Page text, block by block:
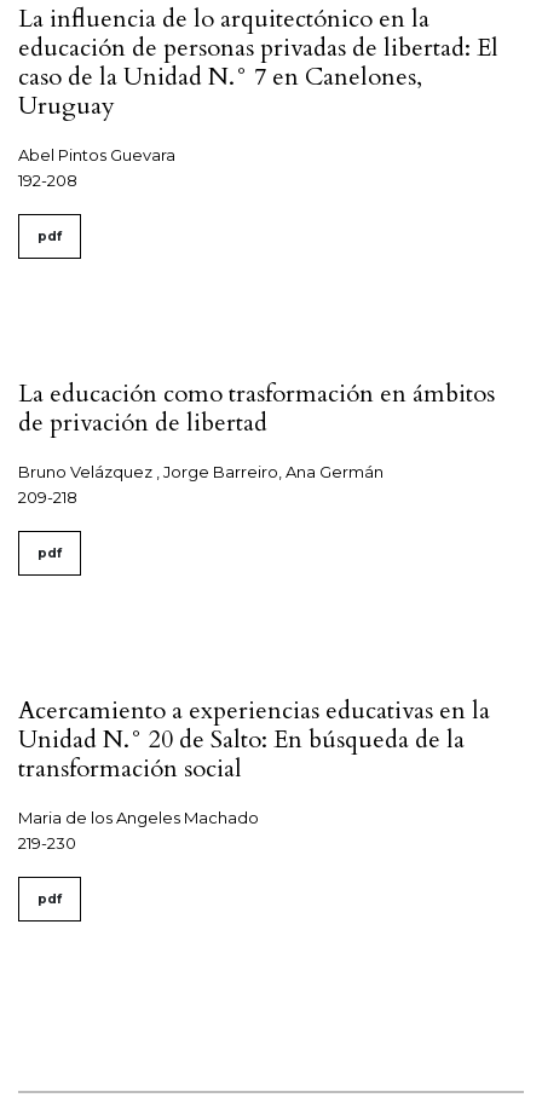
La influencia de lo arquitectónico en la
educación de personas privadas de libertad: El
caso de la Unidad N.° 7 en Canelones,
Uruguay
Abel Pintos Guevara
192-208
pdf
La educación como trasformación en ámbitos
de privación de libertad
Bruno Velázquez , Jorge Barreiro, Ana Germán
209-218
pdf
Acercamiento a experiencias educativas en la
Unidad N.° 20 de Salto: En búsqueda de la
transformación social
Maria de los Angeles Machado
219-230
pdf